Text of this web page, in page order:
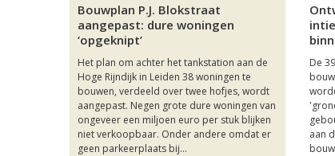
Bouwplan P.J. Blokstraat
aangepast: dure woningen
‘opgeknipt’
Het plan om achter het tankstation aan de
Hoge Rijndijk in Leiden 38 woningen te
bouwen, verdeeld over twee hofjes, wordt
aangepast. Negen grote dure woningen van
ongeveer een miljoen euro per stuk blijken
niet verkoopbaar. Onder andere omdat er
geen parkeerplaats bij...
De
aan